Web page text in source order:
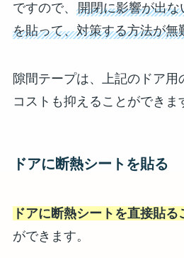
ですので、 開閉に影響が出
を貼って、対策する方法が無
隙間テープは、上記のドア
コストも抑えることができま
ドアに断熱シートを貼る
ドアに断熱シートを直接貼る
ができます。